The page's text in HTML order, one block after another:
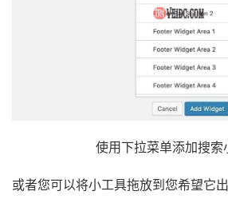
使用下拉菜单添加搜索
或者您可以将小工具拖放到您希望它